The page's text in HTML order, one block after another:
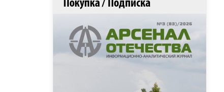
Покупка / Подписка